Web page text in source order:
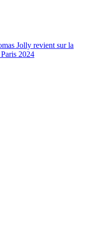
Jolly revient sur la
2024